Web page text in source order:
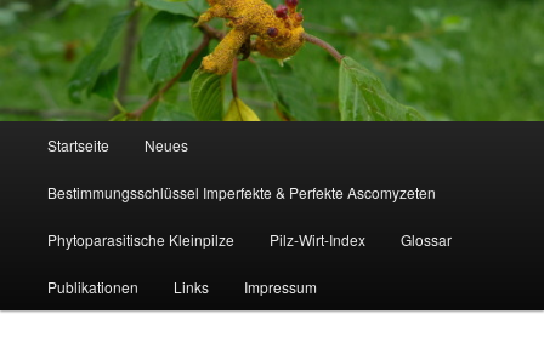
Startseite Neues
Bestimmungsschlüssel Imperfekte & Perfekte Ascomyzeten
Phytoparasitische Kleinpilze Pilz-Wirt-Index Glossar
Publikationen Links Impressum